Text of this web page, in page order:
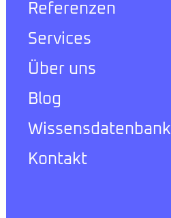
Referenzen
Services
Über uns
Blog
Wissensdatenbank
Kontakt